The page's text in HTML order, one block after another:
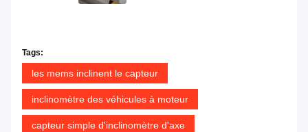
Tags:
les mems inclinent le capteur
inclinomètre des véhicules à moteur
capteur simple d'inclinomètre d'axe